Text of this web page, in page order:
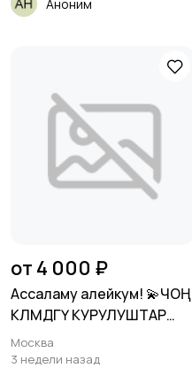
Аноним
от 4 000 ₽
Ассаламу алейкум! 💫ЧОҢ
КӨЛӨМДӨГҮ КУРУЛУШТАР
ҮЧҮН
Москва
3 недели назад